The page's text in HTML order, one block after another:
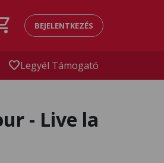
BEJELENTKEZÉS
favoriteLegyél Támogató
- Live la